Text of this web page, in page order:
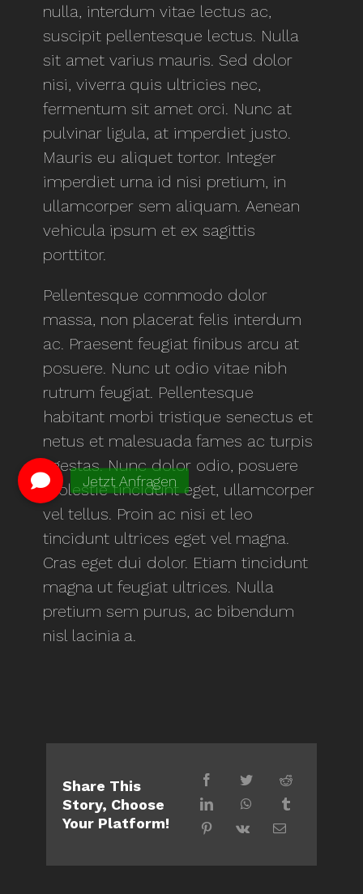
nulla, interdum vitae lectus ac,
suscipit pellentesque lectus. Nulla
sit amet varius mauris. Sed dolor
nisi, viverra quis ultricies nec,
fermentum sit amet orci. Nunc at
pulvinar ligula, at imperdiet justo.
Mauris eu aliquet tortor. Integer
imperdiet urna id nisi pretium, in
ullamcorper sem aliquam. Aenean
vehicula ipsum et ex sagittis
porttitor.
Pellentesque commodo dolor
massa, non placerat felis interdum
ac. Praesent feugiat finibus arcu at
posuere. Nunc ut odio vitae nibh
rutrum feugiat. Pellentesque
habitant morbi tristique senectus et
netus et malesuada fames ac turpis
egestas. Nunc dolor odio, posuere
molestie tincidunt eget, ullamcorper
vel tellus. Proin ac nisi et leo
tincidunt ultrices eget vel magna.
Cras eget dui dolor. Etiam tincidunt
magna ut feugiat ultrices. Nulla
pretium sem purus, ac bibendum
nisl lacinia a.
Share This
Story, Choose
Your Platform!